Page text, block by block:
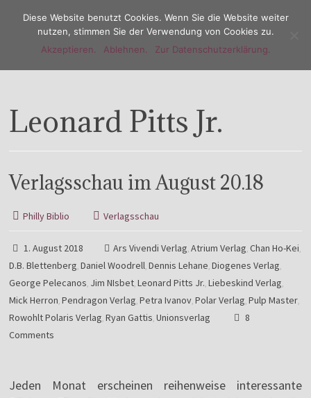
Menu
Leonard Pitts Jr.
Verlagsschau im August 20.18
Philly Biblio Verlagsschau
1. August 2018 Ars Vivendi Verlag,Atrium Verlag,Chan Ho-Kei,
D.B. Blettenberg,Daniel Woodrell,Dennis Lehane,Diogenes Verlag,
George Pelecanos, Jim NIsbet,Leonard Pitts Jr.,Liebeskind Verlag,
Mick Herron,Pendragon Verlag,Petra Ivanov,Polar Verlag,Pulp Master,
Rowohlt Polaris Verlag,Ryan Gattis,Unionsverlag
8
Comments
Jeden Monat erscheinen reihenweise interessante
Diese Website benutzt Cookies. Wenn Sie die Website weiter
nutzen, stimmen Sie der Verwendung von Cookies zu.
Akzeptieren.
Ablehnen. Zur Datenschutzerklärung.